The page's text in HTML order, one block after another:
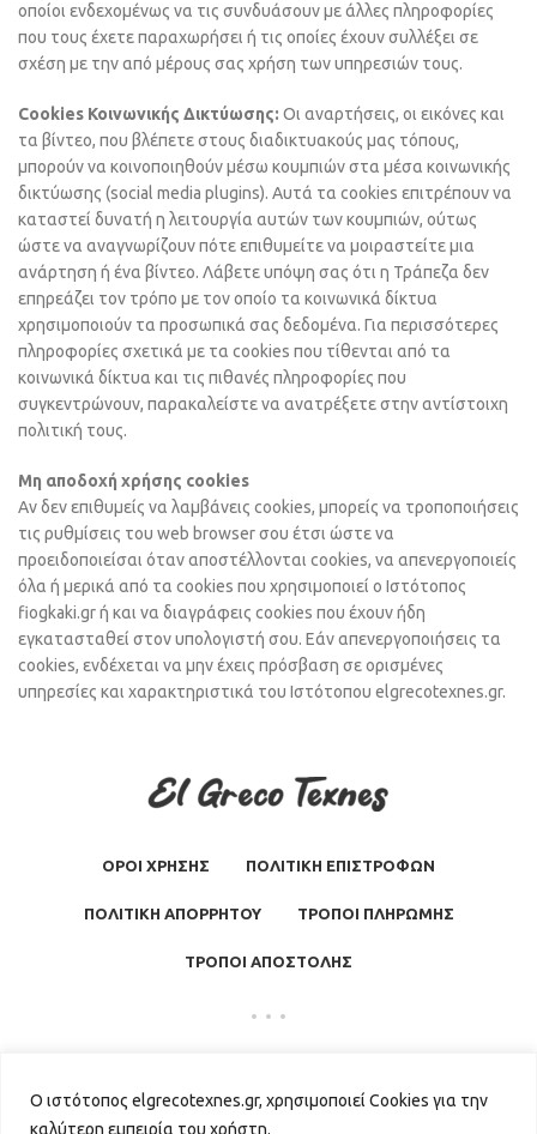
Ο ιστότοπος elgrecotexnes.gr, χρησιμοποιεί Cookies για την
καλύτερη εμπειρία του χρήστη.
οποίοι ενδεχομένως να τις συνδυάσουν με άλλες πληροφορίες
που τους έχετε παραχωρήσει ή τις οποίες έχουν συλλέξει σε
σχέση με την από μέρους σας χρήση των υπηρεσιών τους.
Cookies Κοινωνικής Δικτύωσης: Οι αναρτήσεις, οι εικόνες και
τα βίντεο, που βλέπετε στους διαδικτυακούς μας τόπους,
μπορούν να κοινοποιηθούν μέσω κουμπιών στα μέσα κοινωνικής
δικτύωσης (social media plugins). Αυτά τα cookies επιτρέπουν να
καταστεί δυνατή η λειτουργία αυτών των κουμπιών, ούτως
ώστε να αναγνωρίζουν πότε επιθυμείτε να μοιραστείτε μια
ανάρτηση ή ένα βίντεο. Λάβετε υπόψη σας ότι η Τράπεζα δεν
επηρεάζει τον τρόπο με τον οποίο τα κοινωνικά δίκτυα
χρησιμοποιούν τα προσωπικά σας δεδομένα. Για περισσότερες
πληροφορίες σχετικά με τα cookies που τίθενται από τα
κοινωνικά δίκτυα και τις πιθανές πληροφορίες που
συγκεντρώνουν, παρακαλείστε να ανατρέξετε στην αντίστοιχη
πολιτική τους.
Μη αποδοχή χρήσης cookies
Αν δεν επιθυμείς να λαμβάνεις cookies, μπορείς να τροποποιήσεις
τις ρυθμίσεις του web browser σου έτσι ώστε να
προειδοποιείσαι όταν αποστέλλονται cookies, να απενεργοποιείς
όλα ή μερικά από τα cookies που χρησιμοποιεί ο Ιστότοπος
fiogkaki.gr ή και να διαγράφεις cookies που έχουν ήδη
εγκατασταθεί στον υπολογιστή σου. Εάν απενεργοποιήσεις τα
cookies, ενδέχεται να μην έχεις πρόσβαση σε ορισμένες
υπηρεσίες και χαρακτηριστικά του Ιστότοπου elgrecotexnes.gr.
ΟΡΟΙ ΧΡΗΣΗΣ ΠΟΛΙΤΙΚΗ ΕΠΙΣΤΡΟΦΩΝ
ΠΟΛΙΤΙΚΗ ΑΠΟΡΡΗΤΟΥ ΤΡΟΠΟΙ ΠΛΗΡΩΜΗΣ
ΤΡΟΠΟΙ ΑΠΟΣΤΟΛΗΣ
El Greco Texnes 2026 | Powered byGKISASGROUP